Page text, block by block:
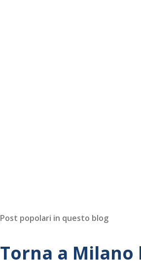
Post popolari in questo blog
Torna a Milano